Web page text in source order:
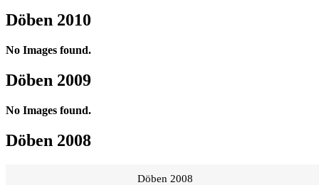
Döben 2010
No Images found.
Döben 2009
No Images found.
Döben 2008
Döben 2008